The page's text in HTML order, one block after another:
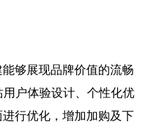
够展现品牌价值的流畅
户体验设计、个性化优
行优化，增加加购及下